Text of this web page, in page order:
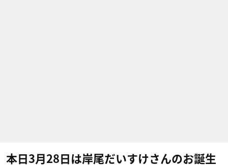
本日3月28日は岸尾だいすけさんのお誕生